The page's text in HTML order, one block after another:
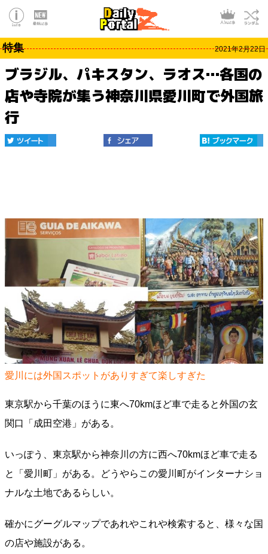
特集 2021年2月22日
ブラジル、パキスタン、ラオス…各国の
店や寺院が集う神奈川県愛川町で外国旅
行
愛川には外国スポットがありすぎて楽しすぎた
東京駅から千葉のほうに東へ70kmほど車で走ると外国の玄
関口「成田空港」がある。
いっぽう、東京駅から神奈川の方に西へ70kmほど車で走る
と「愛川町」がある。どうやらこの愛川町がインターナショ
ナルな土地であるらしい。
確かにグーグルマップであれやこれや検索すると、様々な国
の店や施設がある。